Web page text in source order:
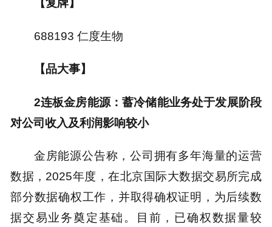
688193 仁度生物
【品大事】
2连板金房能源：蓄冷储能业务处于发展阶段
对公司收入及利润影响较小
金房能源公告称，公司拥有多年海量的运营
数据，2025年度，在北京国际大数据交易所完成
部分数据确权工作，并取得确权证明，为后续数
据交易业务奠定基础。目前，已确权数据量较